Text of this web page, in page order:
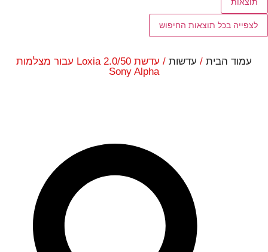
לצפייה בכל תוצאות החיפוש
עמוד הבית / עדשות
/ עדשת 2.0/50 Loxia עבור מצלמות
Sony Alpha